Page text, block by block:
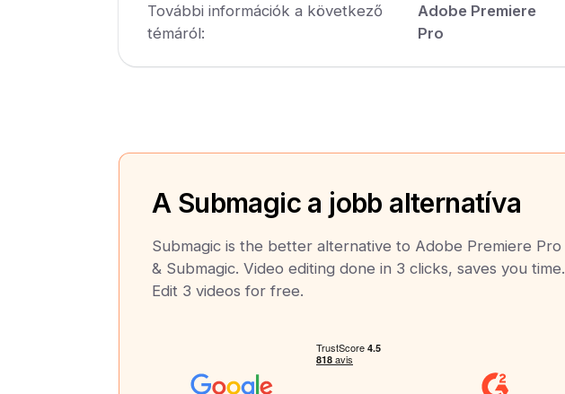
További információk a következő
témáról:
Adobe Premiere
Pro
A Submagic a jobb alternatíva
Submagic is the better alternative to Adobe Premiere Pro
& Submagic. Video editing done in 3 clicks, saves you time.
Edit 3 videos for free.